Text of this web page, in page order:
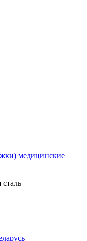
медицинские